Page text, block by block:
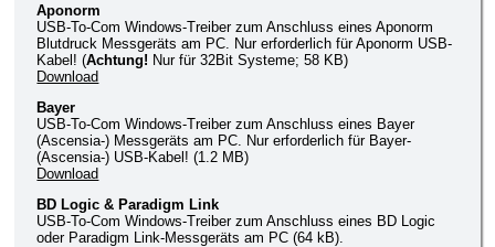
Aponorm
USB-To-Com Windows-Treiber zum Anschluss eines Aponorm
Blutdruck Messgeräts am PC. Nur erforderlich für Aponorm USB-
Kabel! (Achtung! Nur für 32Bit Systeme; 58 KB)
Download
Bayer
USB-To-Com Windows-Treiber zum Anschluss eines Bayer
(Ascensia-) Messgeräts am PC. Nur erforderlich für Bayer-
(Ascensia-) USB-Kabel! (1.2 MB)
Download
BD Logic & Paradigm Link
USB-To-Com Windows-Treiber zum Anschluss eines BD Logic
oder Paradigm Link-Messgeräts am PC (64 kB).